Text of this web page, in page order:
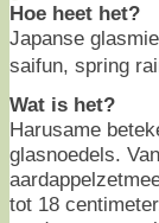
Hoe heet het?
Japanse
saifun, spring
Wat is het?
Harusame
glasnoedels.
tot 18